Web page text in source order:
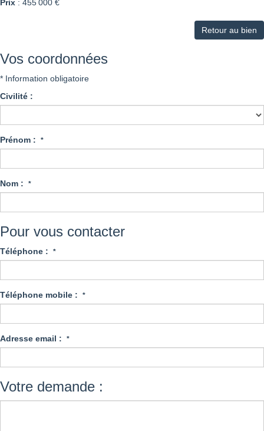
Prix : 455 000 €
Retour au bien
Vos coordonnées
* Information obligatoire
Civilité :
Prénom : *
Nom : *
Pour vous contacter
Téléphone : *
Téléphone mobile : *
Adresse email : *
Votre demande :